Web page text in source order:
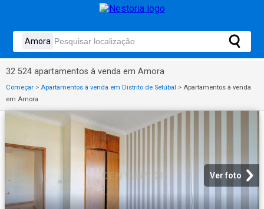
32 524 apartamentos à venda em Amora
Começar > Apartamentos à venda em Distrito de Setúbal > Apartamentos à venda
em Amora
Ver foto